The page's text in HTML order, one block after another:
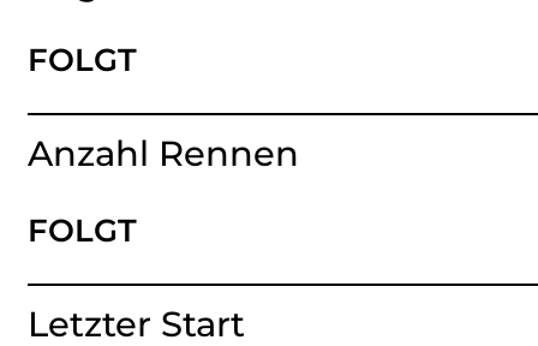
FOLGT
Anzahl Rennen
FOLGT
Letzter Start